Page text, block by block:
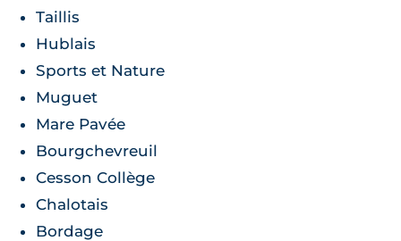
Taillis
Hublais
Sports et Nature
Muguet
Mare Pavée
Bourgchevreuil
Cesson Collège
Chalotais
Bordage